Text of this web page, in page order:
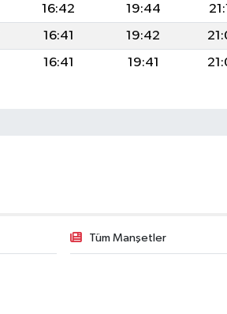
16:42 19:44
16:41 19:42
16:41 19:41
Tüm Manşetler